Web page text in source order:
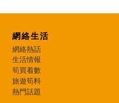
網絡生活
網絡熱話
生活情報
筍買着數
旅遊筍料
熱門話題